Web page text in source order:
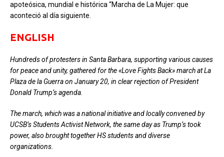
apoteósica, mundial e histórica “Marcha de La Mujer: que
aconteció al día siguiente.
ENGLISH
Hundredsof protesters in Santa Barbara, supporting various causes
for peace and unity, gathered for the «Love Fights Back» march at La
Plaza de la Guerra on January 20, in clear rejection of President
Donald Trump’s agenda.
The march, which was a national initiative and locally convened by
UCSB’s Students Activist Network, the same day as Trump’s took
power, also brought together HS students and diverse
organizations.